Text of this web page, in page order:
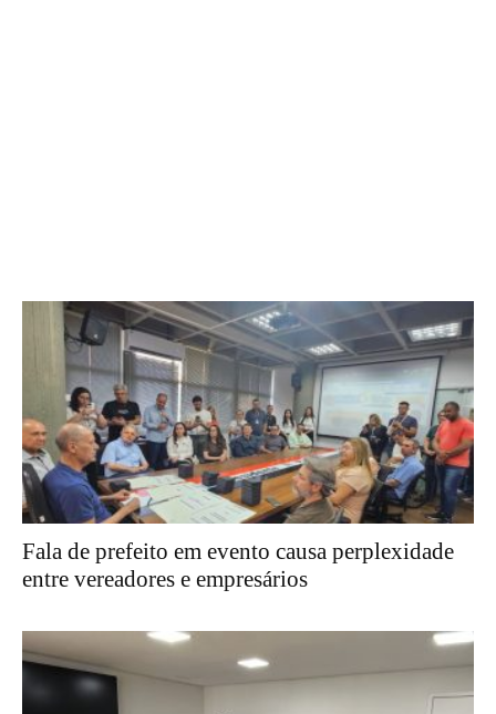
Fala de prefeito em evento causa perplexidade
entre vereadores e empresários